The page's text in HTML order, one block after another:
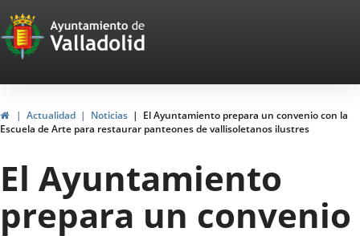
Portal
Web
del
Ayuntamiento
de
Valladolid
InicioActualidad Noticias
El Ayuntamiento prepara un convenio con la
Escuela de Arte para restaurar panteones de vallisoletanos ilustres
El Ayuntamiento
prepara un convenio